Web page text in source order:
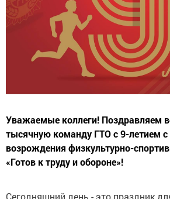
Уважаемые коллеги! Поздравляем
тысячную команду ГТО с 9-летием
возрождения физкультурно-
«Готов к труду и обороне»!
Сегодняшний день - это праздник